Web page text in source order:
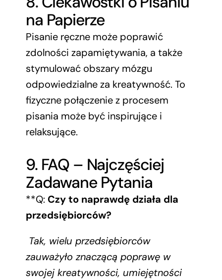
na Papierze
Pisanie ręczne może poprawić
zdolności zapamiętywania, a także
stymulować obszary mózgu
odpowiedzialne za kreatywność. To
fizyczne połączenie z procesem
pisania może być inspirujące i
relaksujące.
9. FAQ – Najczęściej
Zadawane Pytania
**Q: Czy to naprawdę działa dla
przedsiębiorców?
Tak, wielu przedsiębiorców
zauważyło znaczącą poprawę w
swojej kreatywności, umiejętności